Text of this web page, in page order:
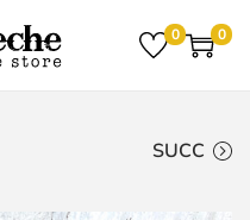
0 0
SUCC